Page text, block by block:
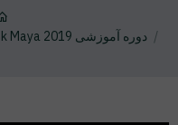
دوره آموزشی AutoDesk Maya 2019 نرم افزار طراحی سه بعدی مایا